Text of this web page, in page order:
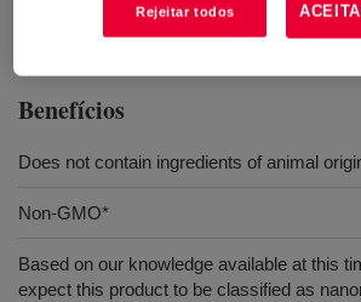
Benefícios
Does not contain ingredients of animal
Non-GMO*
Based on our knowledge available at this
expect this product to be classified as
Rejeitar todos